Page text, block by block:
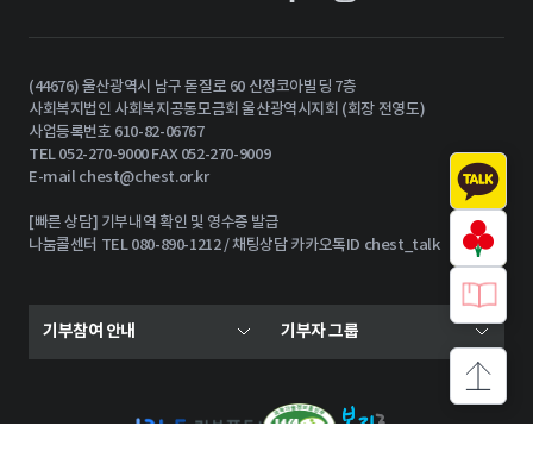
상단으
(44676) 울산광역시 남구 돋질로 60 신정코아빌딩 7층
사회복지법인 사회복지공동모금회 울산광역시지회 (회장 전영도)
사업등록번호 610-82-06767
TEL 052-270-9000 FAX 052-270-9009
E-mailchest@chest.or.kr
[빠른 상담] 기부내역 확인 및 영수증 발급
나눔콜센터 TEL 080-890-1212 / 채팅상담 카카오톡ID chest_talk
기부참여 안내 기부자 그룹